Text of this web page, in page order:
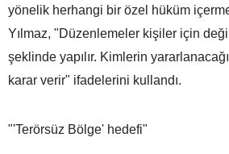
yönelik herhangi bir özel hüküm
Yılmaz, "Düzenlemeler kişiler için
şeklinde yapılır. Kimlerin
karar verir" ifadelerini kullandı.
"'Terörsüz Bölge' hedefi"